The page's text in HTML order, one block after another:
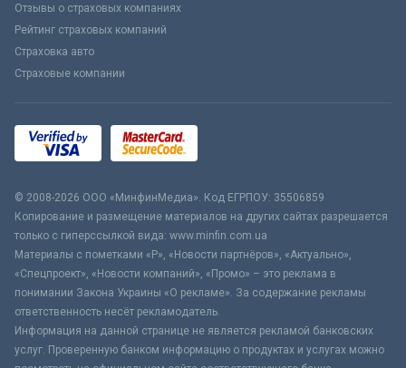
Отзывы о страховых компаниях
Рейтинг страховых компаний
Страховка авто
Страховые компании
© 2008-2026 ООО «МинфинМедиа». Код ЕГРПОУ: 35506859
Копирование и размещение материалов на других сайтах разрешается
только с гиперссылкой вида: www.minfin.com.ua
Материалы с пометками «Р», «Новости партнёров», «Актуально»,
«Спецпроект», «Новости компаний», «Промо» – это реклама в
понимании Закона Украины «О рекламе». За содержание рекламы
ответственность несёт рекламодатель.
Информация на данной странице не является рекламой банковских
услуг. Проверенную банком информацию о продуктах и услугах можно